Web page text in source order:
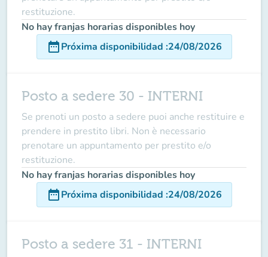
restituzione.
No hay franjas horarias disponibles hoy
date_rangePróxima disponibilidad :24/08/2026
Posto a sedere 30 - INTERNI
Se prenoti un posto a sedere puoi anche restituire e
prendere in prestito libri. Non è necessario
prenotare un appuntamento per prestito e/o
restituzione.
No hay franjas horarias disponibles hoy
date_rangePróxima disponibilidad :24/08/2026
Posto a sedere 31 - INTERNI